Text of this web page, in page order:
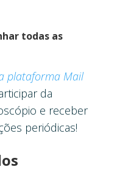
todas as
plataforma Mail
da
e receber
periódicas!